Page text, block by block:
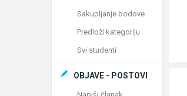
Sakupljanje bodove
Predloži kategoriju
Svi studenti
OBJAVE - POSTOVI